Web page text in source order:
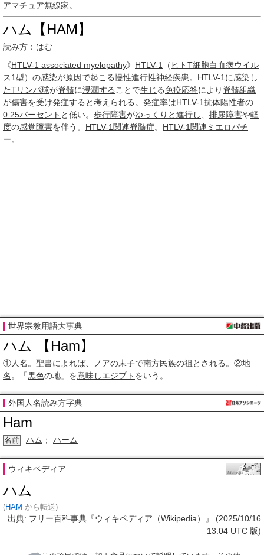
アマチュア無線家。
ハム【HAM】
読み方：はむ
《HTLV-1 associated myelopathy》 HTLV-1 （ ヒトT細胞白血病ウイル
ス1型）の感染が原因で起こる慢性進行性神経疾患。 HTLV-1 に感染し
たTリンパ球が脊髄に浸潤する ことで生じる免疫応答により 脊髄組織
が傷害を受け発症する と考えられる 。 発症率はHTLV-1抗体陽性者の
0.25パーセント と低い。 歩行障害がゆっくりと進行し 排尿障害や軽
度の感覚障害を伴う。 HTLV-1関連脊髄症。 HTLV-1関連ミエロパチ
ー。
世界宗教用語大事典
ハム 【Ham】
①人名 。 聖書によれば ノアの末子で南方民族の祖 とされる 。②地
名 。「黒色の地」を意味しエジプト をいう。
外国人名読み方字典
Ham
名前 ハム ； ハーム
ウィキペディア
ハム
(HAM から転送)
出典: フリー百科事典『ウィキペディア（Wikipedia）』 (2025/10/16
13:04 UTC 版)